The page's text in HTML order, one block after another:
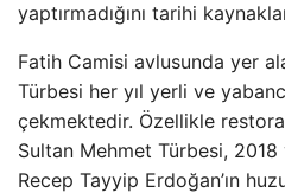
yaptırmadığını tarihi
Fatih Camisi avlusunda yer
Türbesi her yıl yerli ve
çekmektedir. Özellikle
Sultan Mehmet Türbesi, 2018
Recep Tayyip Erdoğan’ın